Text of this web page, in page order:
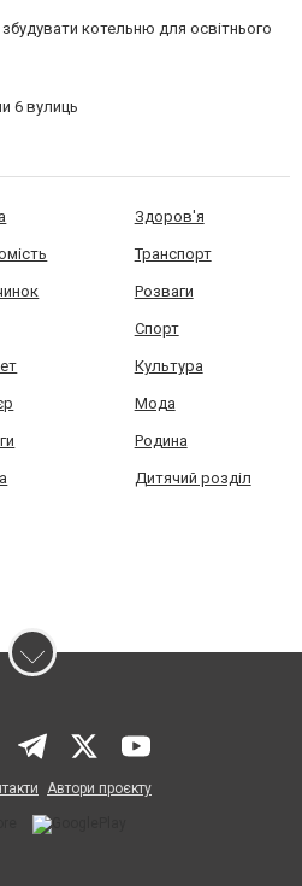
котельню для освітнього
6 вулиць
Здоров'я
Транспорт
Розваги
Спорт
Культура
Мода
Родина
Дитячий розділ
Автори проєкту